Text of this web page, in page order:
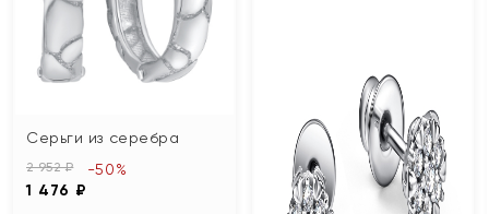
Серьги из серебра
2 952 ₽
1 476 ₽
-50%